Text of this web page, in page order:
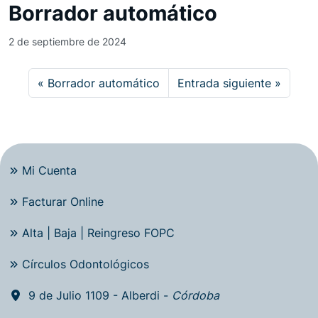
Borrador automático
2 de septiembre de 2024
Borrador automático Entrada siguiente
Mi Cuenta
Facturar Online
Alta | Baja | Reingreso FOPC
Círculos Odontológicos
9 de Julio 1109 - Alberdi - Córdoba